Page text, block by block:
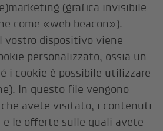
(grafica invisibile
come «web beacon»).
vostro dispositivo viene
personalizzato, ossia un
i cookie è possibile utilizzare
In questo file vengono
avete visitato, i contenuti
e le offerte sulle quali avete